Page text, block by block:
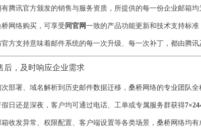
有腾讯官方颁发的销售与服务资质，所提供的每一份企业邮箱均
桥网络购买，可享受 同官网一致的产品功能更新和技术支持标准
官方支持意味着邮件系统的每一次升级、每一次补丁，都由腾
后，及时响应企业需求
次部署、域名解析到历史邮件数据迁移，桑桥网络的专业团队全
假日还是深夜，客户均可通过电话、工单或专属服务群获得
箱收发异常、权限配置、客户端设置等各类场景，桑桥网络均有